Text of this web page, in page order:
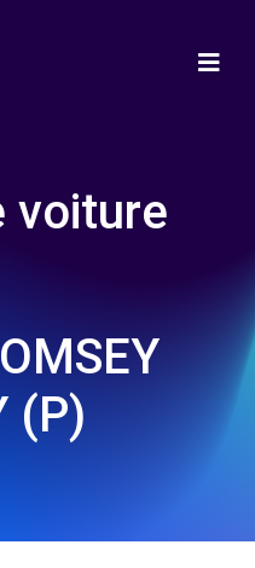
voiture
(P)